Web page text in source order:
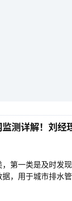
监测详解！刘
第一类是及时发
，用于城市排水